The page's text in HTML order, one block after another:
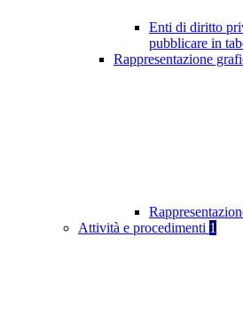
Enti di diritto
pubblicare in
Rappresentazione
Attività e procedimenti 1